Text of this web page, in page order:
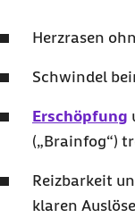
Herzrasen
Schwindel
Erschöpfung
(„Brainfog“)
Reizbarkeit
klaren